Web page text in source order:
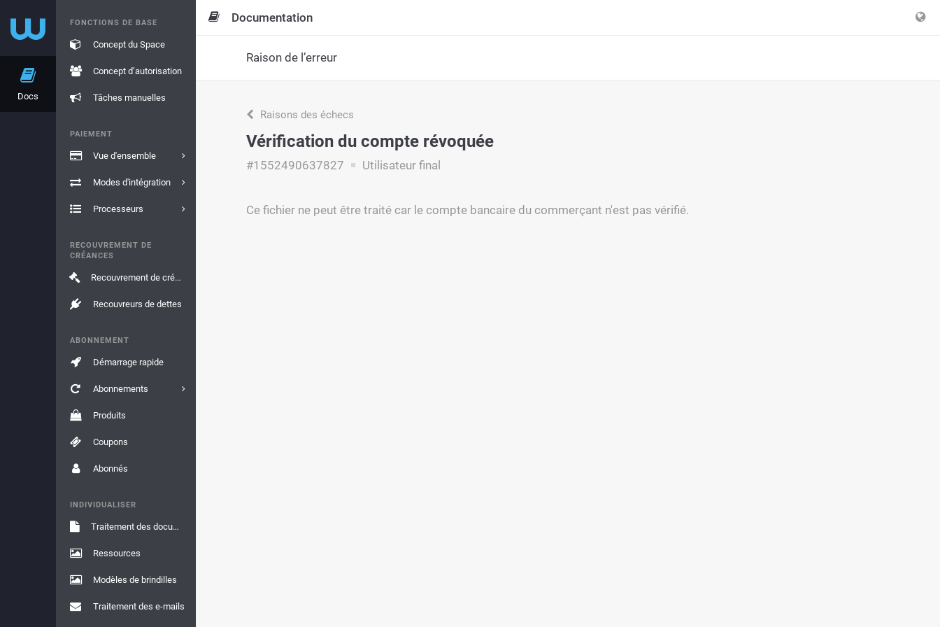
Docs
FONCTIONS DE BASE
Concept du Space
Concept d’autorisation
Tâches manuelles
PAIEMENT
Vue d'ensemble
Modes d'intégration
Processeurs
RECOUVREMENT DE
CRÉANCES
Recouvrement de créances
Recouvreurs de dettes
ABONNEMENT
Démarrage rapide
Abonnements
Produits
Coupons
Abonnés
INDIVIDUALISER
Traitement des documents
Ressources
Modèles de brindilles
Traitement des e-mails
Documentation
Raison de l’erreur
Raisons des échecs
Vérification du compte révoquée
#1552490637827 Utilisateur final
Ce fichier ne peut être traité car le compte bancaire du commerçant n'est pas vérifié.